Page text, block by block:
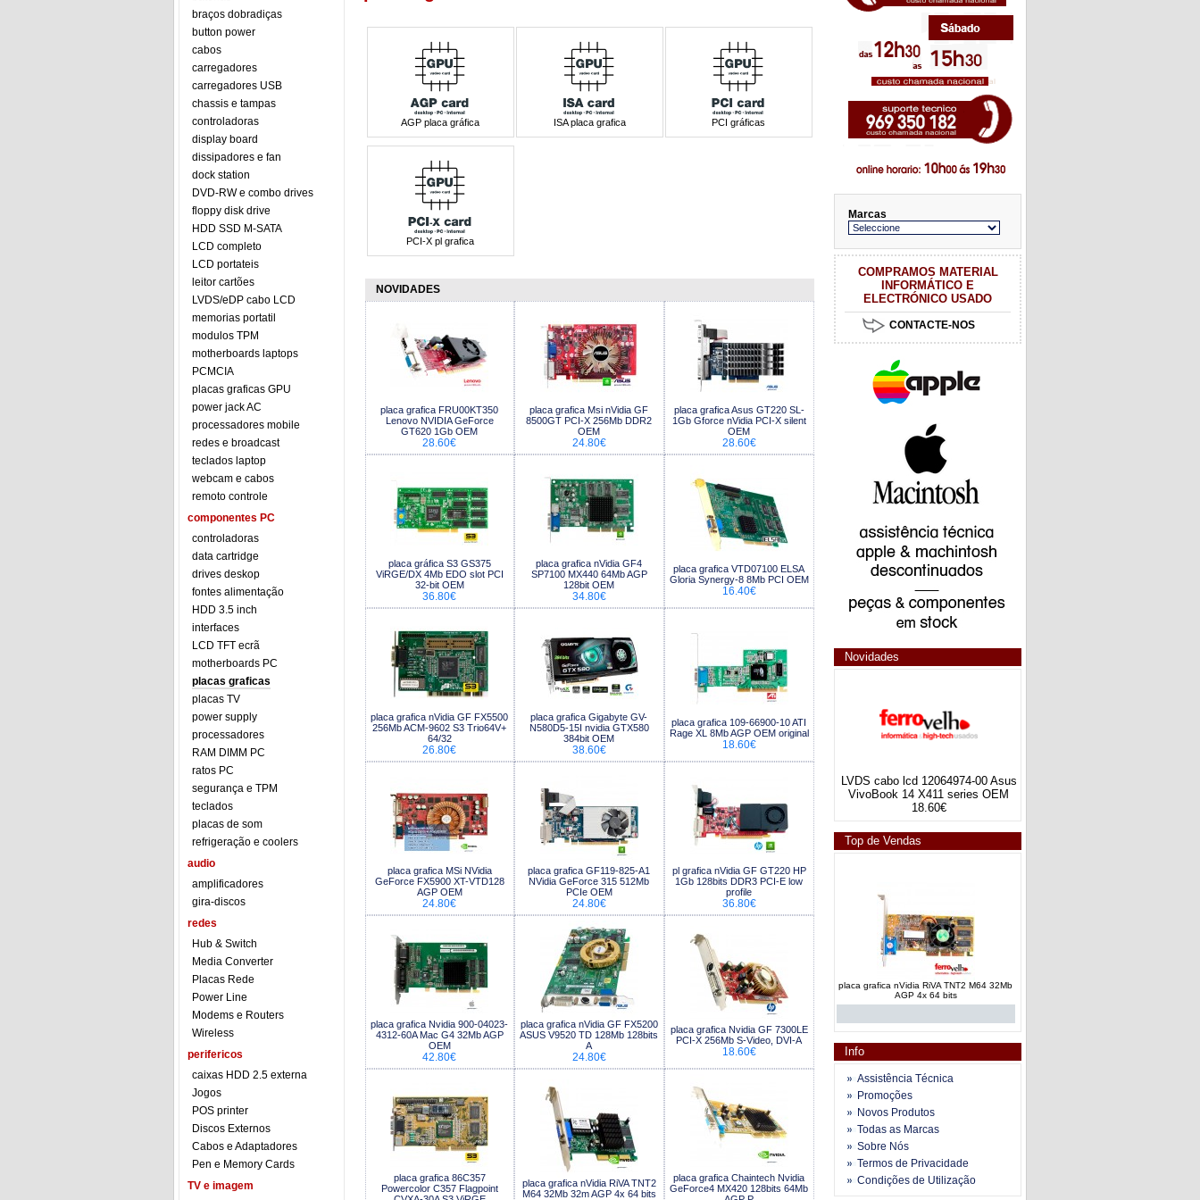
braços dobradiças
button power
cabos
carregadores
carregadores USB
chassis e tampas
controladoras
display board
dissipadores e fan
dock station
DVD-RW e combo drives
floppy disk drive
HDD SSD M-SATA
LCD completo
LCD portateis
leitor cartões
LVDS/eDP cabo LCD
memorias portatil
modulos TPM
motherboards laptops
PCMCIA
placas graficas GPU
power jack AC
processadores mobile
redes e broadcast
teclados laptop
webcam e cabos
remoto controle
componentes PC
controladoras
data cartridge
drives deskop
fontes alimentação
HDD 3.5 inch
interfaces
LCD TFT ecrã
motherboards PC
placas graficas
placas TV
power supply
processadores
RAM DIMM PC
ratos PC
segurança e TPM
teclados
placas de som
refrigeração e coolers
audio
amplificadores
gira-discos
redes
Hub & Switch
Media Converter
Placas Rede
Power Line
Modems e Routers
Wireless
perifericos
caixas HDD 2.5 externa
Jogos
POS printer
Discos Externos
Cabos e Adaptadores
Pen e Memory Cards
TV e imagem
AGP placa gráfica ISA placa grafica PCI gráficas
PCI-X pl grafica
NOVIDADES
placa grafica FRU00KT350
Lenovo NVIDIA GeForce
GT620 1Gb OEM
28.60€
placa grafica Msi nVidia GF
8500GT PCI-X 256Mb DDR2
OEM
24.80€
placa grafica Asus GT220 SL-
1Gb Gforce nVidia PCI-X silent
OEM
28.60€
placa gráfica S3 GS375
ViRGE/DX 4Mb EDO slot PCI
32-bit OEM
36.80€
placa grafica nVidia GF4
SP7100 MX440 64Mb AGP
128bit OEM
34.80€
placa grafica VTD07100 ELSA
Gloria Synergy-8 8Mb PCI OEM
16.40€
placa grafica nVidia GF FX5500
256Mb ACM-9602 S3 Trio64V+
64/32
26.80€
placa grafica Gigabyte GV-
N580D5-15I nvidia GTX580
384bit OEM
38.60€
placa grafica 109-66900-10 ATI
Rage XL 8Mb AGP OEM original
18.60€
placa grafica MSi NVidia
GeForce FX5900 XT-VTD128
AGP OEM
24.80€
placa grafica GF119-825-A1
NVidia GeForce 315 512Mb
PCIe OEM
24.80€
pl grafica nVidia GF GT220 HP
1Gb 128bits DDR3 PCI-E low
profile
36.80€
placa grafica Nvidia 900-04023-
4312-60A Mac G4 32Mb AGP
OEM
42.80€
placa grafica nVidia GF FX5200
ASUS V9520 TD 128Mb 128bits
A
24.80€
placa grafica Nvidia GF 7300LE
PCI-X 256Mb S-Video, DVI-A
18.60€
placa grafica 86C357
Powercolor C357 Flagpoint
placa grafica nVidia RiVA TNT2
M64 32Mb 32m AGP 4x 64 bits
placa grafica Chaintech Nvidia
GeForce4 MX420 128bits 64Mb
Marcas
COMPRAMOS MATERIAL
INFORMÁTICO E
ELECTRÓNICO USADO
CONTACTE-NOS
Novidades
LVDS cabo lcd 12064974-00 Asus
VivoBook 14 X411 series OEM
18.60€
Top de Vendas
AGP 4x 64 bits
placa grafica nVidia GF2 MX200 GPU
64MB AGP
Info
Assistência Técnica
Promoções
Novos Produtos
Todas as Marcas
Sobre Nós
Termos de Privacidade
Condições de Utilização